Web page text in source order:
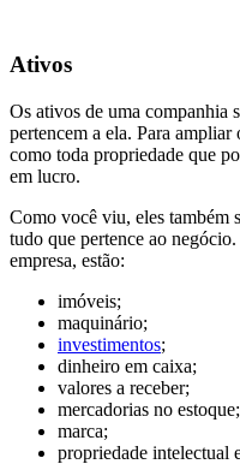
Ativos
Os ativos de uma companhia
pertencem a ela. Para
como toda propriedade que
em lucro.
Como você viu, eles
tudo que pertence ao
empresa, estão:
imóveis;
maquinário;
investimentos;
dinheiro em caixa;
valores a receber;
mercadorias no estoque;
marca;
propriedade intelectual